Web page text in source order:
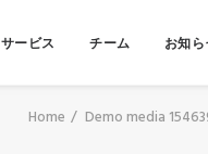
サービス チーム お知
Home Demo media